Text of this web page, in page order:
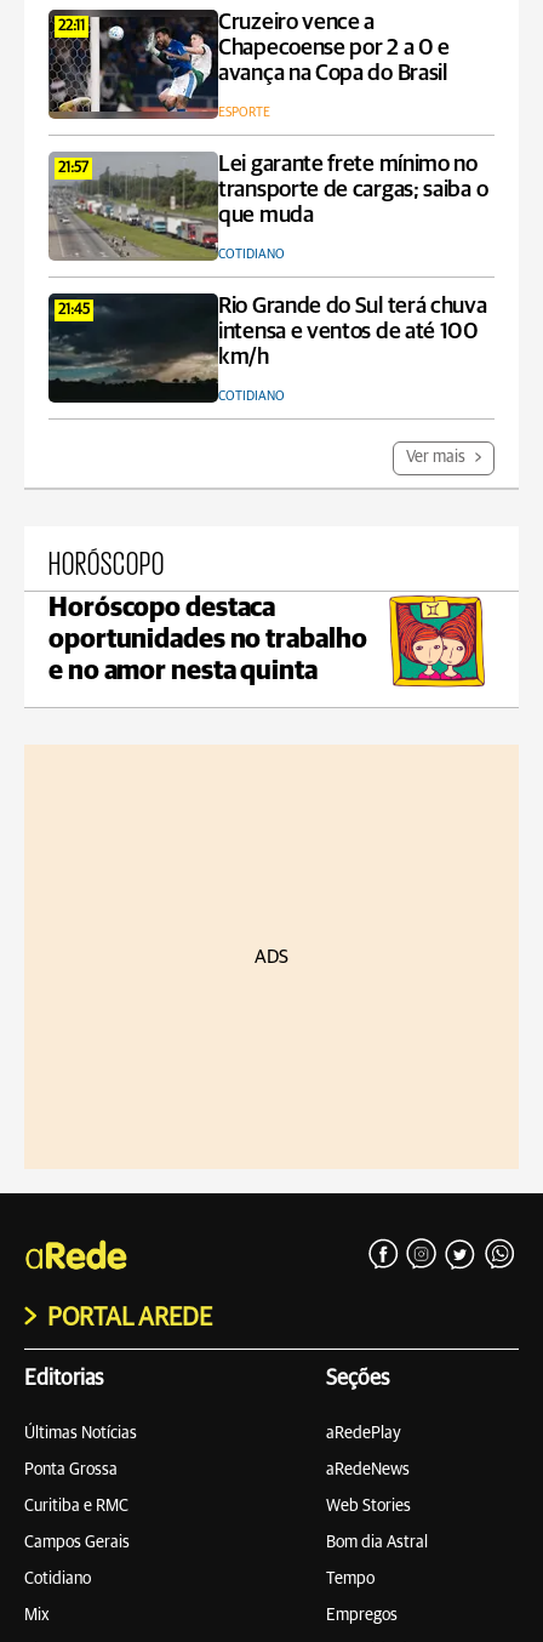
22:11
Cruzeiro vence a
Chapecoense por 2 a 0 e
avança na Copa do Brasil
ESPORTE
21:57
Lei garante frete mínimo no
transporte de cargas; saiba o
que muda
COTIDIANO
21:45
Rio Grande do Sul terá chuva
intensa e ventos de até 100
km/h
COTIDIANO
Ver mais
HORÓSCOPO
Horóscopo destaca
oportunidades no trabalho
e no amor nesta quinta
ADS
PORTAL AREDE
Editorias
Últimas Notícias
Ponta Grossa
Curitiba e RMC
Campos Gerais
Cotidiano
Mix
Seções
aRedePlay
aRedeNews
Web Stories
Bom dia Astral
Tempo
Empregos